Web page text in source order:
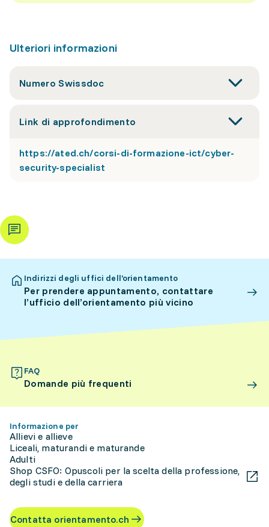
Ulteriori informazioni
Numero Swissdoc
Link di approfondimento
https://ated.ch/corsi-di-formazione-ict/cyber-
security-specialist
Indirizzi degli uffici dell’orientamento
Per prendere appuntamento, contattare
l’ufficio dell’orientamento più vicino
FAQ
Domande più frequenti
Informazione per
Allievi e allieve
Liceali, maturandi e maturande
Adulti
Shop CSFO: Opuscoli per la scelta della professione,
degli studi e della carriera
Contatta orientamento.ch